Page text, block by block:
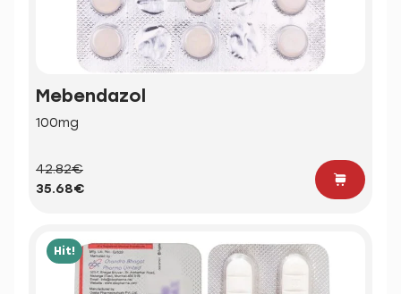
Mebendazol
100mg
42.82€
35.68€
Hit!